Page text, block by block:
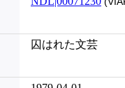
囚はれた文芸